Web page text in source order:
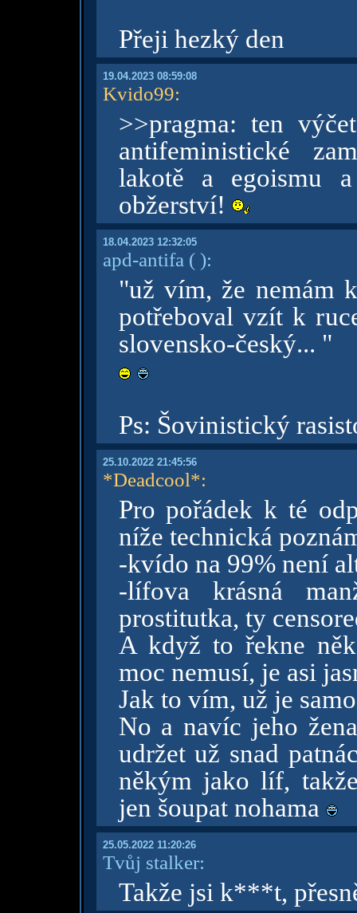
Přeji hezký den
19.04.2023 08:59:08
Kvido99:
>>pragma: ten
antifeministické
lakotě a egoismu
obžerství!
18.04.2023 12:32:05
apd-antifa ( ):
"už vím, že nemám
potřeboval vzít k
slovensko-český... "
Ps: Šovinistický
25.10.2022 21:45:56
*Deadcool*:
Pro pořádek k té
níže technická
-kvído na 99% není
-lífova krásná
prostitutka, ty
A když to řekne
moc nemusí, je asi
Jak to vím, už je
No a navíc jeho
udržet už snad
někým jako líf,
jen šoupat nohama
25.05.2022 11:20:26
Tvůj stalker:
Takže jsi k***t,